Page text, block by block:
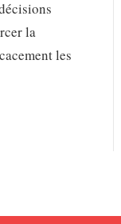
la
les